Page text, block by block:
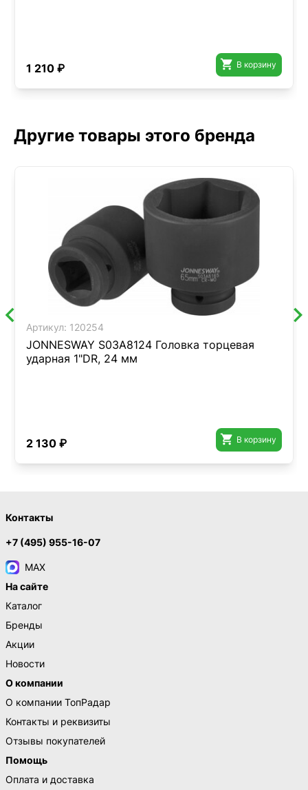
1 210 ₽  В корзину
Другие товары этого бренда
Артикул: 120254
JONNESWAY S03A8124 Головка торцевая
ударная 1"DR, 24 мм
2 130 ₽  В корзину
Контакты
+7 (495) 955-16-07
MAX
На сайте
Каталог
Бренды
Акции
Новости
О компании
О компании ТопРадар
Контакты и реквизиты
Отзывы покупателей
Помощь
Оплата и доставка